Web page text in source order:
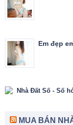
Em đẹp
MUA BÁN